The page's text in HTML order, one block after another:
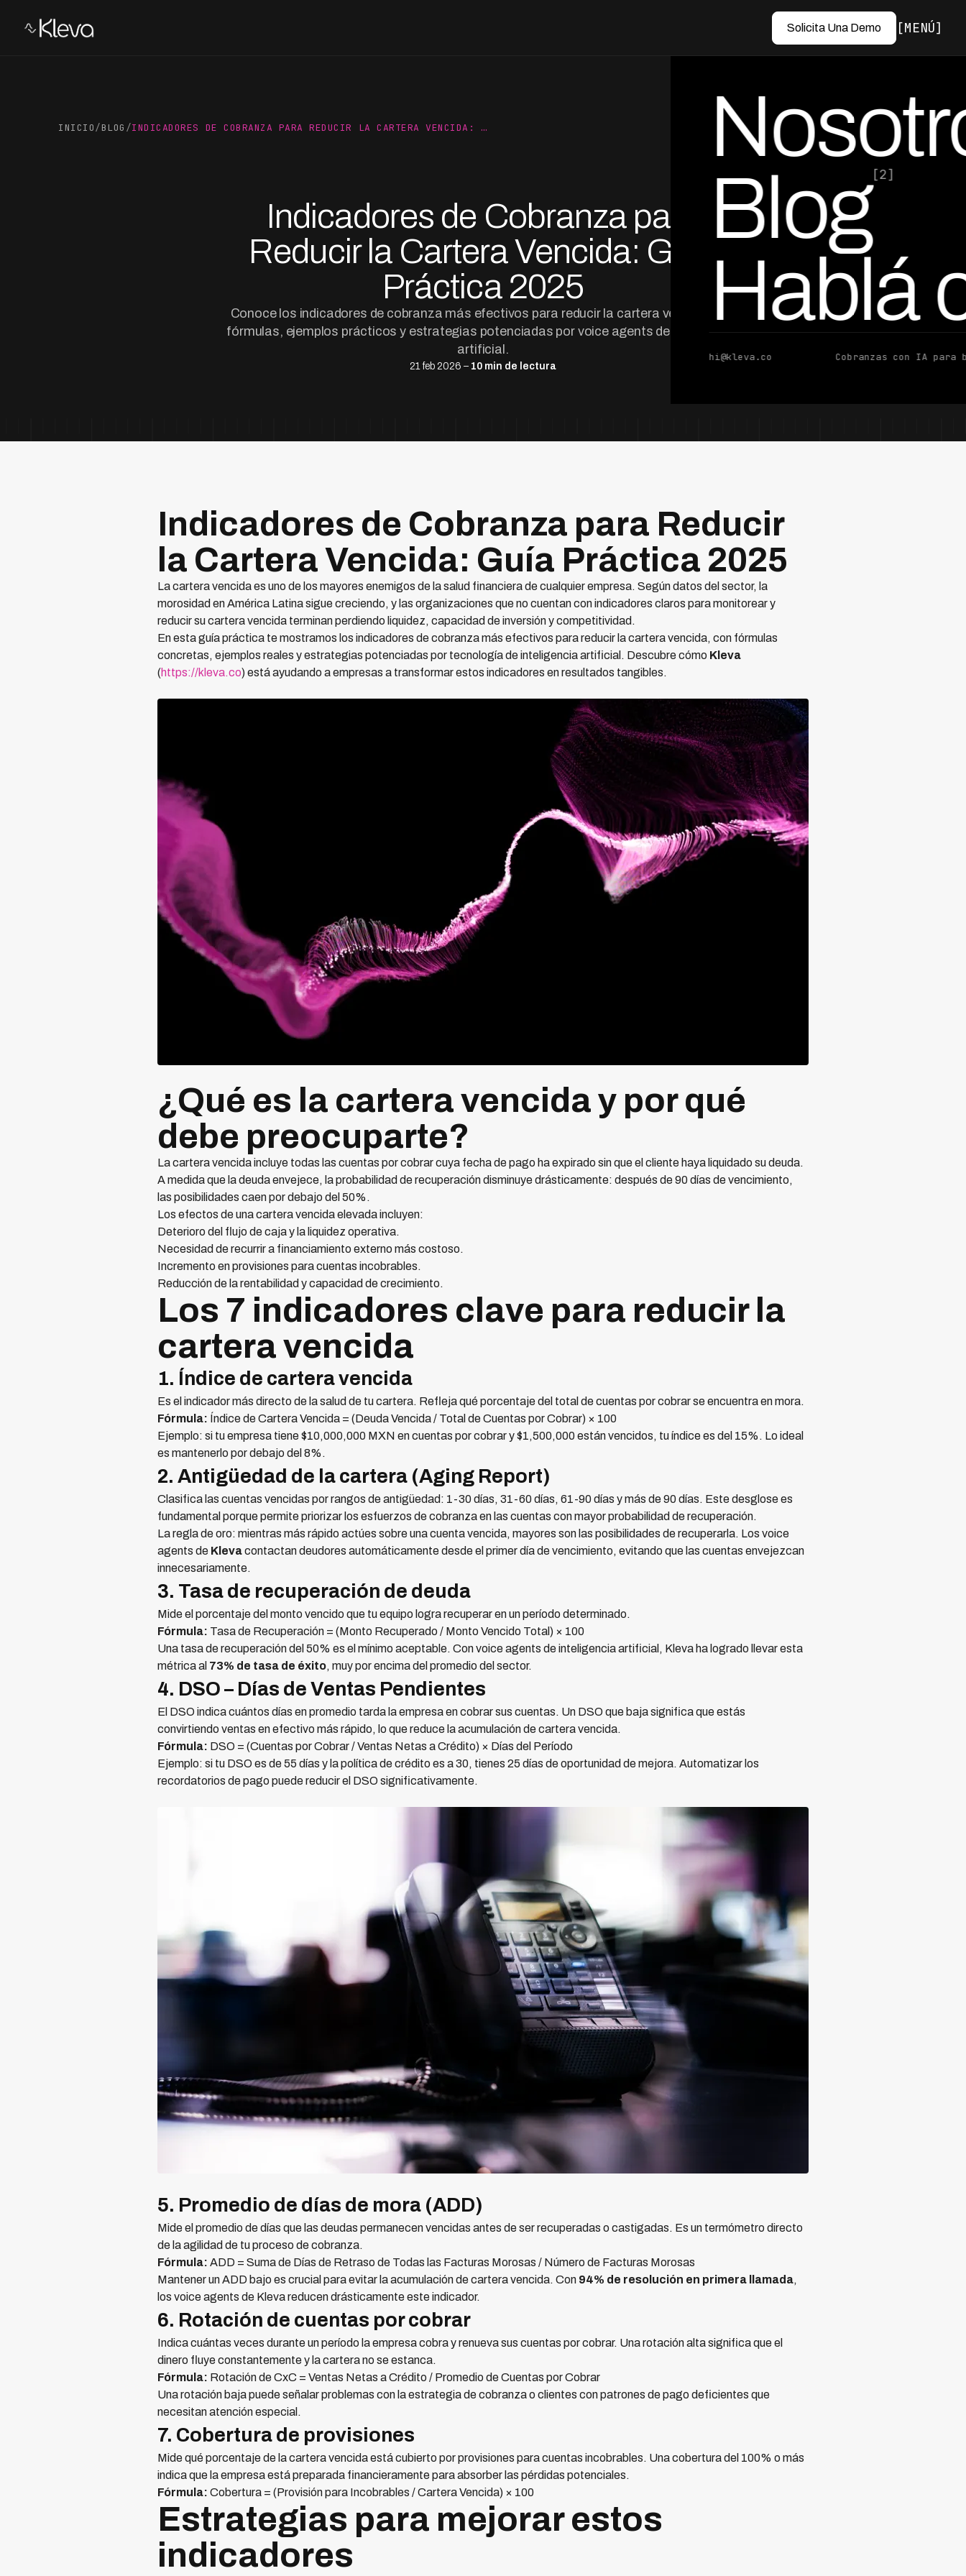
Solicita Una Demo MENÚ
Blog[2]
Hablá
hi@kleva.co Cobranzas con IA para
INICIO/BLOG /INDICADORES DE COBRANZA PARA REDUCIR LA CARTERA VENCIDA: …
Indicadores de Cobranza para
Reducir la Cartera Vencida: Guía
Práctica 2025
Conoce los indicadores de cobranza más efectivos para reducir la cartera vencida, con
fórmulas, ejemplos prácticos y estrategias potenciadas por voice agents de inteligencia
artificial.
21 feb 2026 – 10 min de lectura
por Ed Escobar
Co-Founder & CEO
Indicadores de Cobranza para Reducir
la Cartera Vencida: Guía Práctica 2025
La cartera vencida es uno de los mayores enemigos de la salud financiera de cualquier empresa. Según datos del sector, la
morosidad en América Latina sigue creciendo, y las organizaciones que no cuentan con indicadores claros para monitorear y
reducir su cartera vencida terminan perdiendo liquidez, capacidad de inversión y competitividad.
En esta guía práctica te mostramos los indicadores de cobranza más efectivos para reducir la cartera vencida, con fórmulas
concretas, ejemplos reales y estrategias potenciadas por tecnología de inteligencia artificial. Descubre cómo Kleva
(https://kleva.co) está ayudando a empresas a transformar estos indicadores en resultados tangibles.
¿Qué es la cartera vencida y por qué
debe preocuparte?
La cartera vencida incluye todas las cuentas por cobrar cuya fecha de pago ha expirado sin que el cliente haya liquidado su deuda.
A medida que la deuda envejece, la probabilidad de recuperación disminuye drásticamente: después de 90 días de vencimiento,
las posibilidades caen por debajo del 50%.
Los efectos de una cartera vencida elevada incluyen:
Deterioro del flujo de caja y la liquidez operativa.
Necesidad de recurrir a financiamiento externo más costoso.
Incremento en provisiones para cuentas incobrables.
Reducción de la rentabilidad y capacidad de crecimiento.
Los 7 indicadores clave para reducir la
cartera vencida
1. Índice de cartera vencida
Es el indicador más directo de la salud de tu cartera. Refleja qué porcentaje del total de cuentas por cobrar se encuentra en mora.
Fórmula: Índice de Cartera Vencida = (Deuda Vencida / Total de Cuentas por Cobrar) × 100
Ejemplo: si tu empresa tiene $10,000,000 MXN en cuentas por cobrar y $1,500,000 están vencidos, tu índice es del 15%. Lo ideal
es mantenerlo por debajo del 8%.
2. Antigüedad de la cartera (Aging Report)
Clasifica las cuentas vencidas por rangos de antigüedad: 1-30 días, 31-60 días, 61-90 días y más de 90 días. Este desglose es
fundamental porque permite priorizar los esfuerzos de cobranza en las cuentas con mayor probabilidad de recuperación.
La regla de oro: mientras más rápido actúes sobre una cuenta vencida, mayores son las posibilidades de recuperarla. Los voice
agents de Klevacontactan deudores automáticamente desde el primer día de vencimiento, evitando que las cuentas envejezcan
innecesariamente.
3. Tasa de recuperación de deuda
Mide el porcentaje del monto vencido que tu equipo logra recuperar en un período determinado.
Fórmula: Tasa de Recuperación = (Monto Recuperado / Monto Vencido Total) × 100
Una tasa de recuperación del 50% es el mínimo aceptable. Con voice agents de inteligencia artificial, Kleva ha logrado llevar esta
métrica al 73% de tasa de éxito, muy por encima del promedio del sector.
4. DSO – Días de Ventas Pendientes
El DSO indica cuántos días en promedio tarda la empresa en cobrar sus cuentas. Un DSO que baja significa que estás
convirtiendo ventas en efectivo más rápido, lo que reduce la acumulación de cartera vencida.
Fórmula: DSO = (Cuentas por Cobrar / Ventas Netas a Crédito) × Días del Período
Ejemplo: si tu DSO es de 55 días y la política de crédito es a 30, tienes 25 días de oportunidad de mejora. Automatizar los
recordatorios de pago puede reducir el DSO significativamente.
5. Promedio de días de mora (ADD)
Mide el promedio de días que las deudas permanecen vencidas antes de ser recuperadas o castigadas. Es un termómetro directo
de la agilidad de tu proceso de cobranza.
Fórmula: ADD = Suma de Días de Retraso de Todas las Facturas Morosas / Número de Facturas Morosas
Mantener un ADD bajo es crucial para evitar la acumulación de cartera vencida. Con 94% de resolución en primera llamada,
los voice agents de Kleva reducen drásticamente este indicador.
6. Rotación de cuentas por cobrar
Indica cuántas veces durante un período la empresa cobra y renueva sus cuentas por cobrar. Una rotación alta significa que el
dinero fluye constantemente y la cartera no se estanca.
Fórmula: Rotación de CxC = Ventas Netas a Crédito / Promedio de Cuentas por Cobrar
Una rotación baja puede señalar problemas con la estrategia de cobranza o clientes con patrones de pago deficientes que
necesitan atención especial.
7. Cobertura de provisiones
Mide qué porcentaje de la cartera vencida está cubierto por provisiones para cuentas incobrables. Una cobertura del 100% o más
indica que la empresa está preparada financieramente para absorber las pérdidas potenciales.
Fórmula: Cobertura = (Provisión para Incobrables / Cartera Vencida) × 100
Estrategias para mejorar estos
indicadores